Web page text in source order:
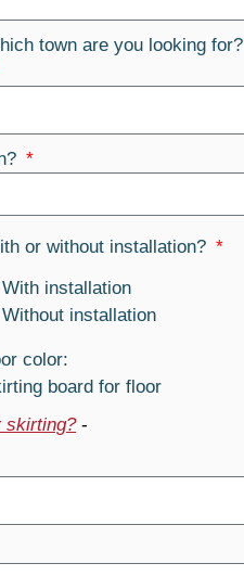
town are you looking for?
or without installation?
With installation
Without installation
color:
board for floor
skirting?-